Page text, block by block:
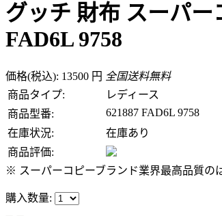
グッチ 財布 スーパー
FAD6L 9758
価格(税込): 13500 円 全国送料無料
商品タイプ:
レディース
商品型番:
621887 FAD6L 9758
在庫状況:
在庫あり
商品評価:
※ スーパーコピーブランド業界最高品質の
購入数量: